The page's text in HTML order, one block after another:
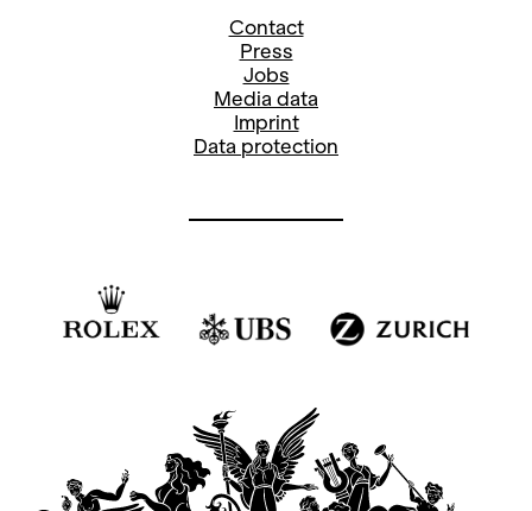
Contact
Press
Jobs
Media data
Imprint
Data protection